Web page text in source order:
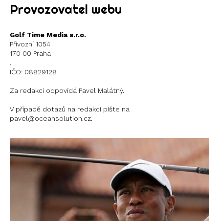
Provozovatel webu
Golf Time Media s.r.o.
Přívozní 1054
170 00 Praha
.
IČO: 08829128
Za redakci odpovídá Pavel Malátný.
V případě dotazů na redakci pište na
pavel@oceansolution.cz.